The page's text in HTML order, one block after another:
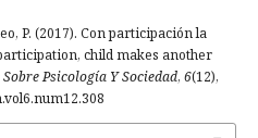
P. (2017). Con participación la
child makes another
Psicología Y Sociedad, 6(12),